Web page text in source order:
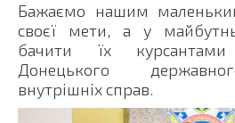
Бажаємо нашим
своєї мети, а у
бачити їх
Донецького
внутрішніх справ.